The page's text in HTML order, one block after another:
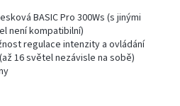
BASIC Pro 300Ws (s jinými
není kompatibilní)
regulace intenzity a ovládání
16 světel nezávisle na sobě)